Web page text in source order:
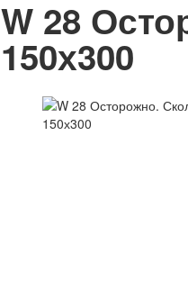
W 28
150х300